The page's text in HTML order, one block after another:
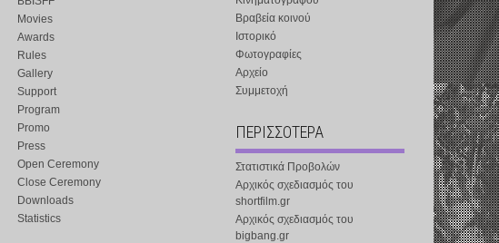
Movies
Awards
Rules
Gallery
Support
Program
Promo
Press
Open Ceremony
Close Ceremony
Downloads
Statistics
Βραβεία κοινού
Ιστορικό
Φωτογραφίες
Αρχείο
Συμμετοχή
ΠΕΡΙΣΣΟΤΕΡΑ
Στατιστικά Προβολών
Αρχικός σχεδιασμός του
shortfilm.gr
Αρχικός σχεδιασμός του
bigbang.gr